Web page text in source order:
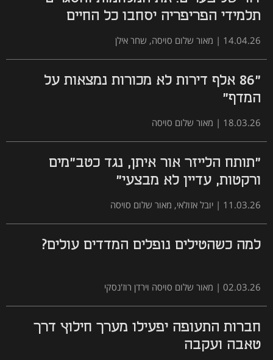
תלמידי הפריפריה יסחבו כל החיים
14.04.26
| מאור שלום סויסה, שחר אילן
"86 אלף דירות לא מכורות נמצאות על
המדף"
18.03.26
| מאור שלום סויסה
"תותח הלייזר אור איתן, נגד כטב"מים
ורקטות, עדיין לא מבצעי"
11.03.26
| יובל אזולאי, מאור שלום סויסה
למה כשהטילים נופלים המדדים עולים?
02.03.26
| מאור שלום סויסה וירדן רוז'נסקי
חברות התעופה יפעילו מערך חילוץ דרך
טאבה ועקבה